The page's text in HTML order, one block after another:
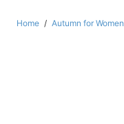
Home / Autumn for Women